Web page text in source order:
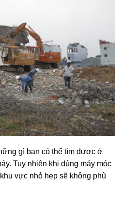
gì bạn có thể tìm được ở
Tuy nhiên khi dùng máy móc
vực nhỏ hẹp sẽ không phù